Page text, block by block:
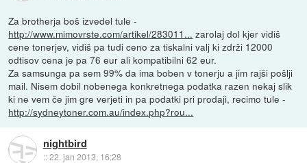
Za brotherja boš izvedel tule -
http://www.mimovrste.com/artikel/283011... zarolaj dol kjer vidiš
cene tonerjev, vidiš pa tudi ceno za tiskalni valj ki zdrži 12000
odtisov cena je pa 76 eur ali kompatibilni 62 eur.
Za samsunga pa sem 99% da ima boben v tonerju a jim rajši pošlji
mail. Nisem dobil nobenega konkretnega podatka razen nekaj slik
ki ne vem če jim gre verjeti in pa podatki pri prodaji, recimo tule -
http://sydneytoner.com.au/index.php?rou...
nightbird
::22. jan 2013, 16:28